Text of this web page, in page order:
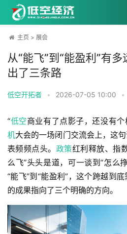
主页 > 展会
从“能飞”到“能盈利”有
出了三条路
低空开拓者 • 2026-07-05 10:00 •
“低空商业有了点影子，还没有
机大会的一场闭门交流会上，这
表频频点头。 政策红利释放、指
么飞”头头是道，可一谈到“怎么
“能飞”到“能盈利”，这个跨越到
的成果指向了三个明确的方向。